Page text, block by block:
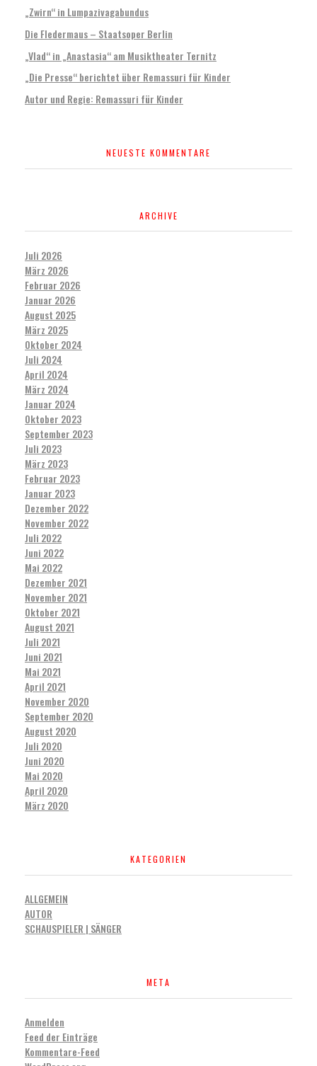
„Zwirn“ in Lumpazivagabundus
Die Fledermaus – Staatsoper Berlin
„Vlad“ in „Anastasia“ am Musiktheater Ternitz
„Die Presse“ berichtet über Remassuri für Kinder
Autor und Regie: Remassuri für Kinder
NEUESTE KOMMENTARE
ARCHIVE
Juli 2026
März 2026
Februar 2026
Januar 2026
August 2025
März 2025
Oktober 2024
Juli 2024
April 2024
März 2024
Januar 2024
Oktober 2023
September 2023
Juli 2023
März 2023
Februar 2023
Januar 2023
Dezember 2022
November 2022
Juli 2022
Juni 2022
Mai 2022
Dezember 2021
November 2021
Oktober 2021
August 2021
Juli 2021
Juni 2021
Mai 2021
April 2021
November 2020
September 2020
August 2020
Juli 2020
Juni 2020
Mai 2020
April 2020
März 2020
KATEGORIEN
ALLGEMEIN
AUTOR
SCHAUSPIELER | SÄNGER
META
Anmelden
Feed der Einträge
Kommentare-Feed